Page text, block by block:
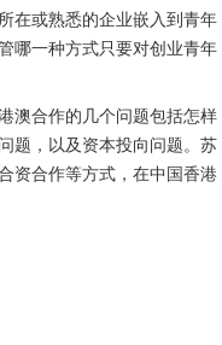
在或熟悉的企业嵌入到青年
哪一种方式只要对创业青年
澳合作的几个问题包括怎样
题，以及资本投向问题。苏
资合作等方式，在中国香港